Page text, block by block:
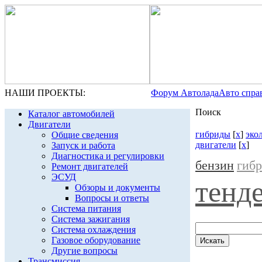
НАШИ ПРОЕКТЫ: Форум АвтоладаАвто
Каталог автомобилей
Двигатели
Общие сведения
Запуск и работа
Диагностика и регулировки
Ремонт двигателей
ЭСУД
Обзоры и документы
Вопросы и ответы
Система питания
Система зажигания
Система охлаждения
Газовое оборудование
Другие вопросы
Поиск
гибриды [x]
двигатели [x]
бензин